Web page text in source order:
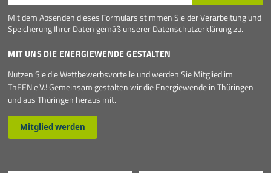
Mit dem Absenden dieses Formulars stimmen Sie der Verarbeitung und
Speicherung Ihrer Daten gemäß unsererDatenschutzerklärungzu.
MIT UNS DIE ENERGIEWENDE GESTALTEN
Nutzen Sie die Wettbewerbsvorteile und werden Sie Mitglied im
ThEEN e.V.! Gemeinsam gestalten wir die Energiewende in Thüringen
und aus Thüringen heraus mit.
Mitglied werden